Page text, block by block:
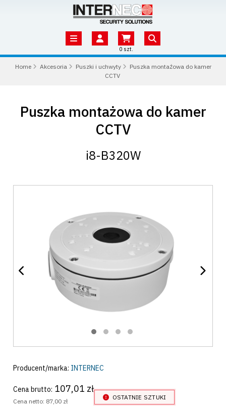
0 szt.
Home Akcesoria Puszki i uchwyty
Puszka montażowa do kamer
CCTV
Puszka montażowa do kamer
CCTV
i8-B320W
Producent/marka: INTERNEC
Cena brutto: 107,01 zł
Cena netto: 87,00 zł
OSTATNIE SZTUKI